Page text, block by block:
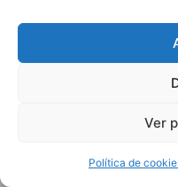
Ver
Política de